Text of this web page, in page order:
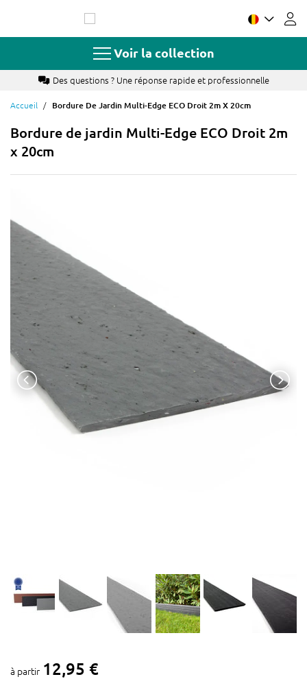
contenu
Voir la collection
questions ? Une réponse rapide et professionnelle
Accueil Bordure De Jardin Multi-Edge ECO Droit 2m X 20cm
Bordure de jardin Multi-Edge ECO Droit 2m
x 20cm
à partir 12,95 €